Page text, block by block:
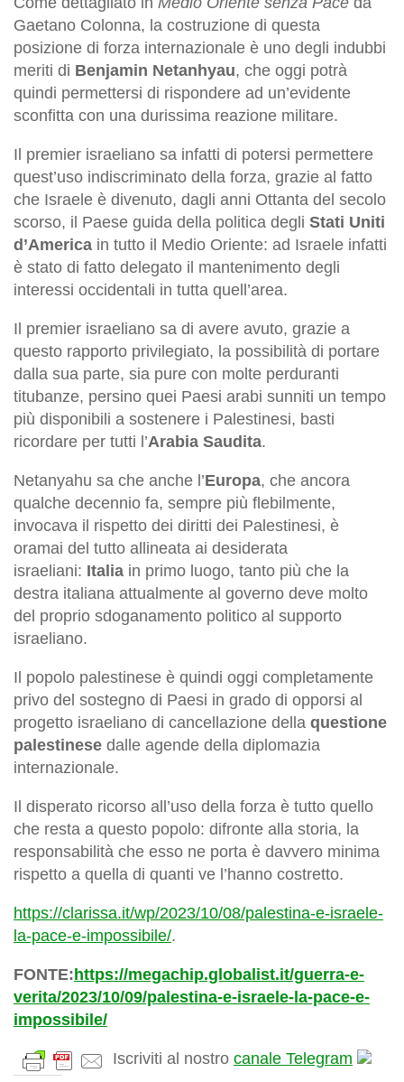
Gaetano Colonna, la costruzione di questa
posizione di forza internazionale è uno degli indubbi
meriti di Benjamin Netanhyau, che oggi potrà
quindi permettersi di rispondere ad un’evidente
sconfitta con una durissima reazione militare.
Il premier israeliano sa infatti di potersi permettere
quest’uso indiscriminato della forza, grazie al fatto
che Israele è divenuto, dagli anni Ottanta del secolo
scorso, il Paese guida della politica degli Stati Uniti
d’America in tutto il Medio Oriente: ad Israele infatti
è stato di fatto delegato il mantenimento degli
interessi occidentali in tutta quell’area.
Il premier israeliano sa di avere avuto, grazie a
questo rapporto privilegiato, la possibilità di portare
dalla sua parte, sia pure con molte perduranti
titubanze, persino quei Paesi arabi sunniti un tempo
più disponibili a sostenere i Palestinesi, basti
ricordare per tutti l’Arabia Saudita.
Netanyahu sa che anche l’Europa, che ancora
qualche decennio fa, sempre più flebilmente,
invocava il rispetto dei diritti dei Palestinesi, è
oramai del tutto allineata ai desiderata
israeliani: Italia in primo luogo, tanto più che la
destra italiana attualmente al governo deve molto
del proprio sdoganamento politico al supporto
israeliano.
Il popolo palestinese è quindi oggi completamente
privo del sostegno di Paesi in grado di opporsi al
progetto israeliano di cancellazione della questione
palestinese dalle agende della diplomazia
internazionale.
Il disperato ricorso all’uso della forza è tutto quello
che resta a questo popolo: difronte alla storia, la
responsabilità che esso ne porta è davvero minima
rispetto a quella di quanti ve l’hanno costretto.
https://clarissa.it/wp/2023/10/08/palestina-e-israele-
la-pace-e-impossibile/.
FONTE:https://megachip.globalist.it/guerra-e-
verita/2023/10/09/palestina-e-israele-la-pace-e-
impossibile/
Iscriviti al nostro canale Telegram